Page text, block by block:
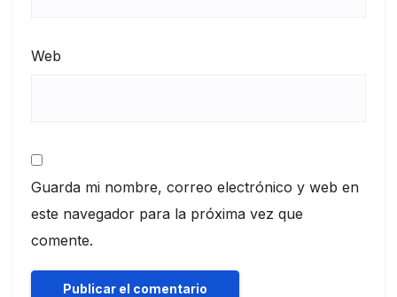
Web
Guarda mi nombre, correo electrónico y web en
este navegador para la próxima vez que
comente.